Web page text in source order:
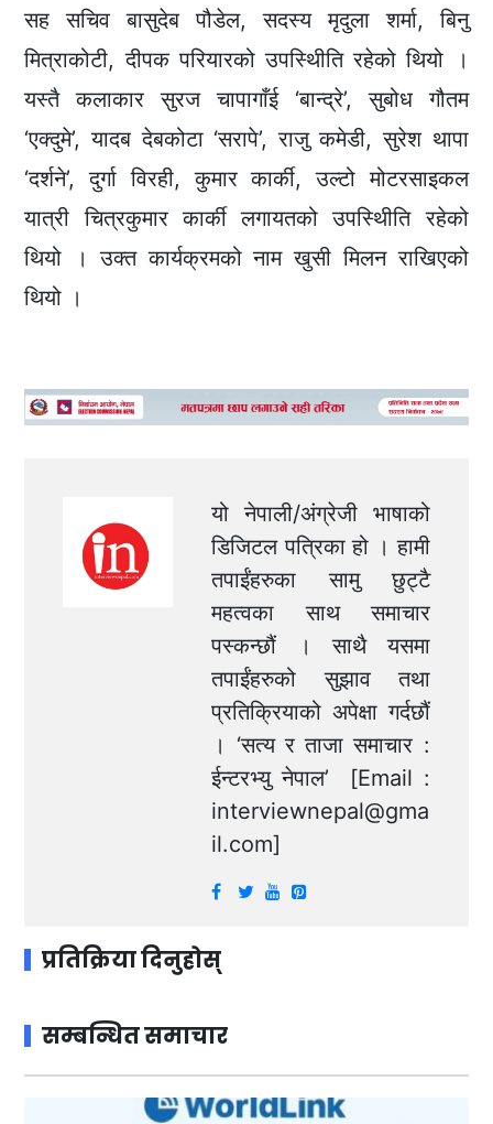
सह सचिव बासुदेब पौडेल, सदस्य मृदुला शर्मा, बिनु
मित्राकोटी, दीपक परियारको उपस्थिीति रहेको थियो ।
यस्तै कलाकार सुरज चापागाँई ‘बान्द्रे’, सुबोध गौतम
‘एक्दुमे’, यादब देबकोटा ‘सरापे’, राजु कमेडी, सुरेश थापा
‘दर्शने’, दुर्गा विरही, कुमार कार्की, उल्टो मोटरसाइकल
यात्री चित्रकुमार कार्की लगायतको उपस्थिीति रहेको
थियो । उक्त कार्यक्रमको नाम खुसी मिलन राखिएको
थियो ।
यो नेपाली/अंग्रेजी भाषाको
डिजिटल पत्रिका हो । हामी
तपाईंहरुका सामु छुट्टै
महत्वका साथ समाचार
पस्कन्छौं । साथै यसमा
तपाईंहरुको सुझाव तथा
प्रतिक्रियाको अपेक्षा गर्दछौं
। ‘सत्य र ताजा समाचार :
ईन्टरभ्यु नेपाल’ [Email :
interviewnepal@gma
il.com]
प्रतिक्रिया दिनुहोस्
सम्बन्धित समाचार